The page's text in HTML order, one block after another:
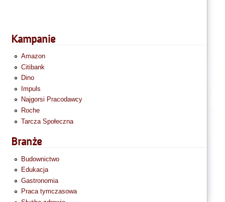
Kampanie
Amazon
Citibank
Dino
Impuls
Najgorsi Pracodawcy
Roche
Tarcza Społeczna
Branże
Budownictwo
Edukacja
Gastronomia
Praca tymczasowa